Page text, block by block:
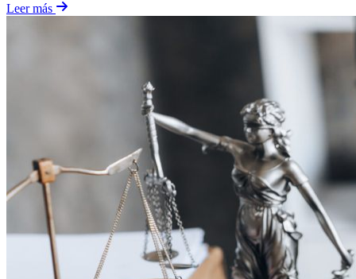
Leer más